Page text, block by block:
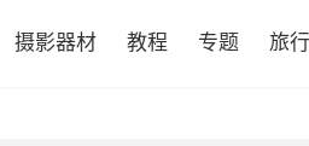
摄影器材 教程 专题 旅行